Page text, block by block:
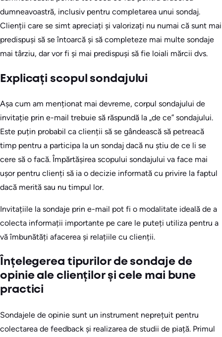
dumneavoastră, inclusiv pentru completarea unui sondaj.
Clienții care se simt apreciați și valorizați nu numai că sunt mai
predispuși să se întoarcă și să completeze mai multe sondaje
mai târziu, dar vor fi și mai predispuși să fie loiali mărcii dvs.
Explicați scopul sondajului
Așa cum am menționat mai devreme, corpul sondajului de
invitație prin e-mail trebuie să răspundă la „de ce” sondajului.
Este puțin probabil ca clienții să se gândească să petreacă
timp pentru a participa la un sondaj dacă nu știu de ce li se
cere să o facă. Împărtășirea scopului sondajului va face mai
ușor pentru clienți să ia o decizie informată cu privire la faptul
dacă merită sau nu timpul lor.
Invitațiile la sondaje prin e-mail pot fi o modalitate ideală de a
colecta informații importante pe care le puteți utiliza pentru a
vă îmbunătăți afacerea și relațiile cu clienții.
Înțelegerea tipurilor de sondaje de
opinie ale clienților și cele mai bune
practici
Sondajele de opinie sunt un instrument neprețuit pentru
colectarea de feedback și realizarea de studii de piață. Primul